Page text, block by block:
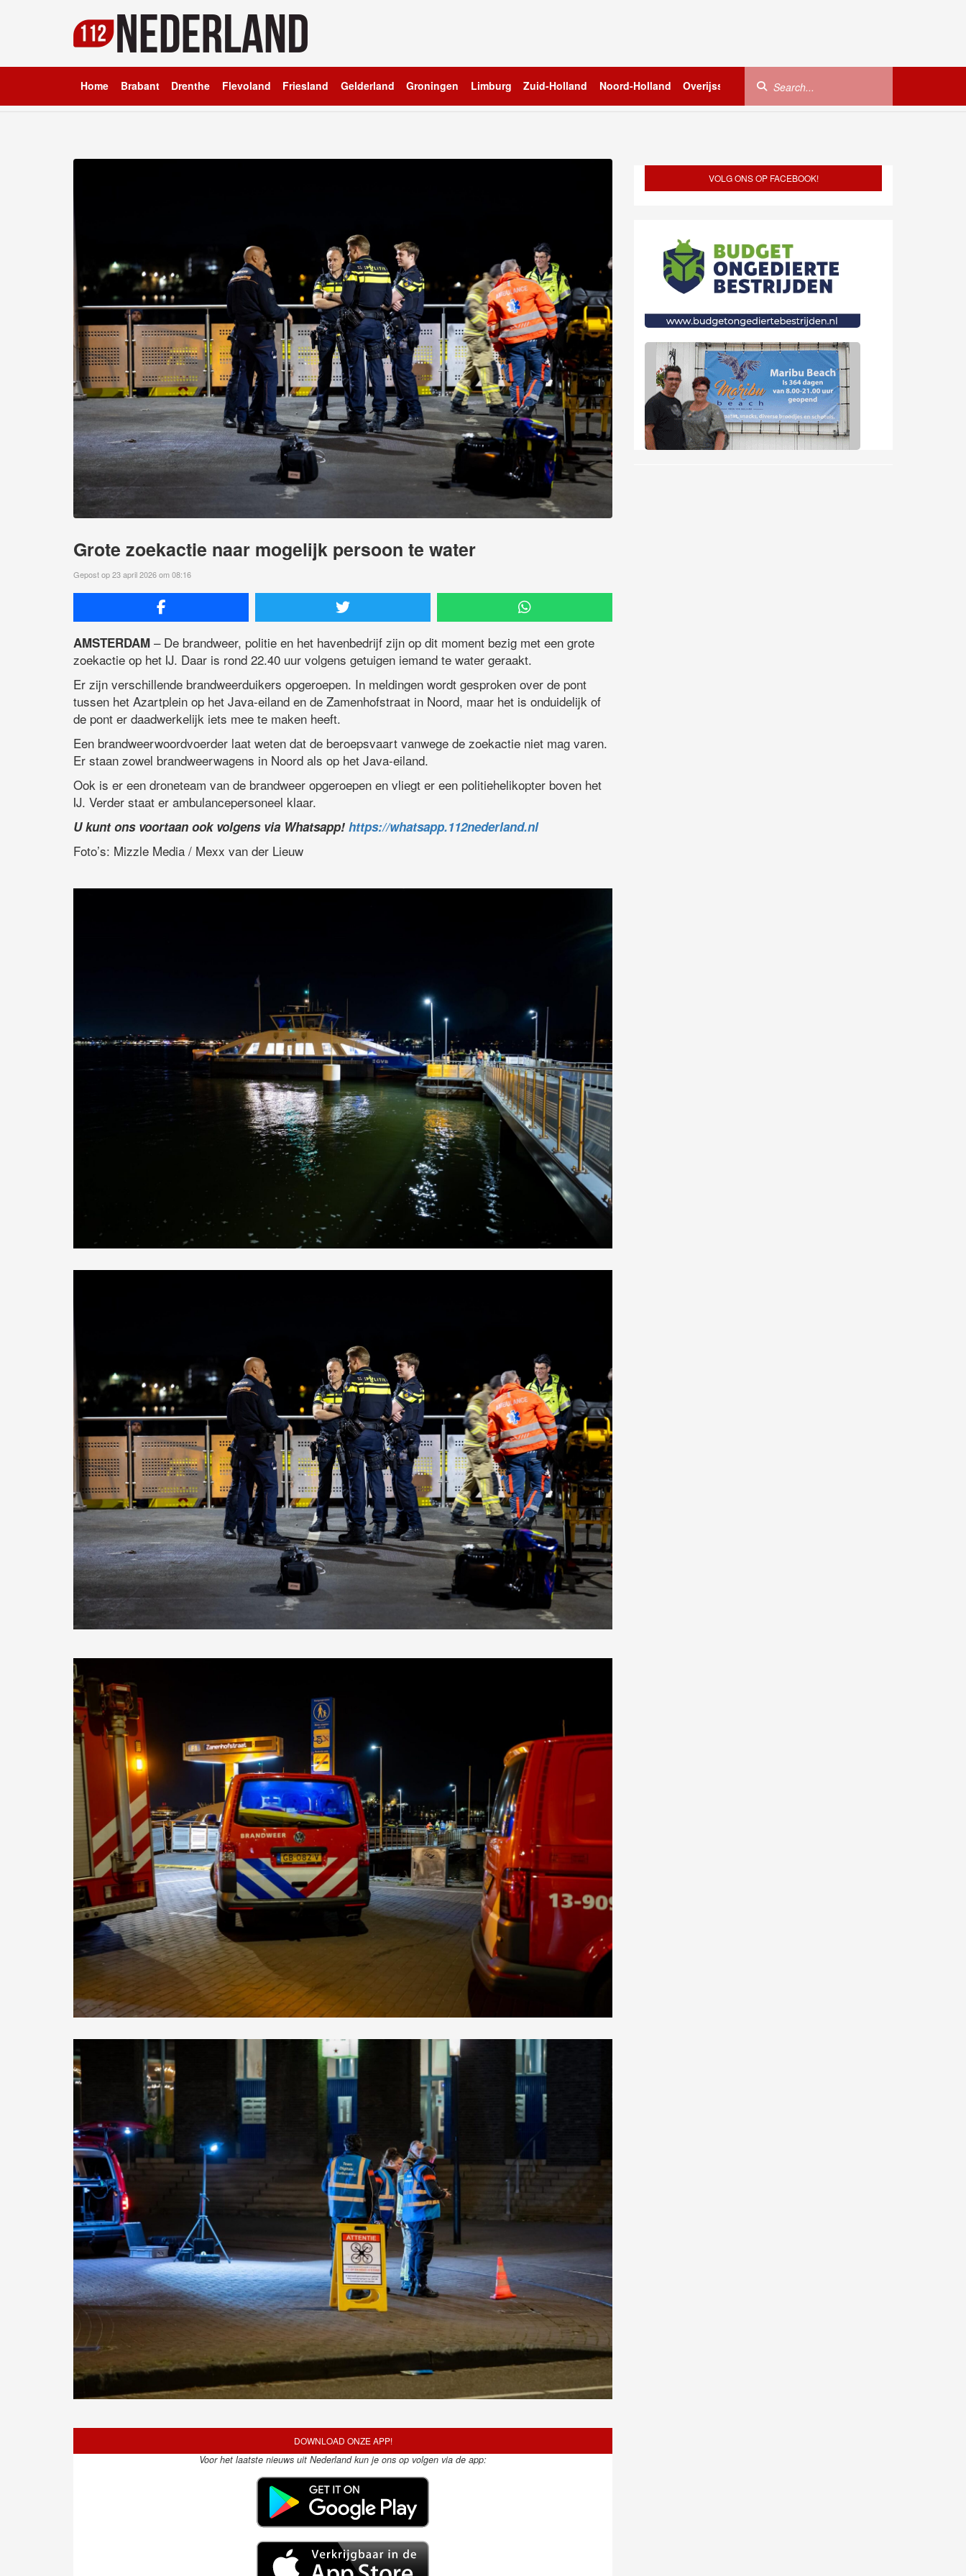
Home Brabant Drenthe Flevoland Friesland Gelderland Groningen Limburg Zuid-Holland Noord-Holland Overijssel Utrecht Zeeland
Grote zoekactie naar mogelijk persoon te water
Gepost op 23 april 2026 om 08:16
AMSTERDAM – De brandweer, politie en het havenbedrijf zijn op dit moment bezig met een grote
zoekactie op het IJ. Daar is rond 22.40 uur volgens getuigen iemand te water geraakt.
Er zijn verschillende brandweerduikers opgeroepen. In meldingen wordt gesproken over de pont
tussen het Azartplein op het Java-eiland en de Zamenhofstraat in Noord, maar het is onduidelijk of
de pont er daadwerkelijk iets mee te maken heeft.
Een brandweerwoordvoerder laat weten dat de beroepsvaart vanwege de zoekactie niet mag varen.
Er staan zowel brandweerwagens in Noord als op het Java-eiland.
Ook is er een droneteam van de brandweer opgeroepen en vliegt er een politiehelikopter boven het
IJ. Verder staat er ambulancepersoneel klaar.
U kunt ons voortaan ook volgens via Whatsapp! https://whatsapp.112nederland.nl
Foto’s: Mizzle Media / Mexx van der Lieuw
DOWNLOAD ONZE APP!
Voor het laatste nieuws uit Nederland kun je ons op volgen via de app:
VOLG ONS OP FACEBOOK!